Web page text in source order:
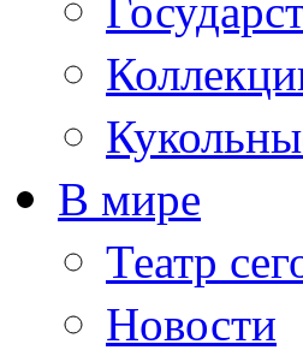
В мире
Театр
Новости